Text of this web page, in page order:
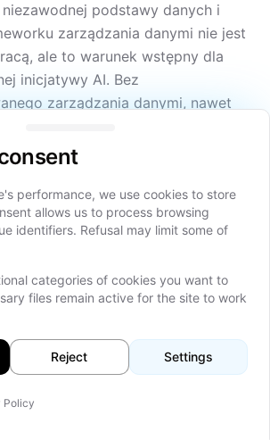
podstawy danych i
zarządzania danymi nie jest
ale to warunek wstępny dla
inicjatywy AI. Bez
zarządzania danymi, nawet
że banki wyjaśnią, jak modele
szczególnie w przypadku
fraudów. To oznacza, że modele
są akceptowalne w wielu
Banki potrzebują
AI i procesów
modeli, plus ciągłego
wskazuje zarządzanie jako
performance, we use cookies to store
allows us to process browsing
identifiers. Refusal may limit some of
categories of cookies you want to
files remain active for the site to work
Reject Settings
Policy